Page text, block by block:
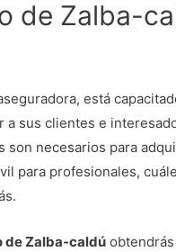
de Zalba-
está
sus clientes e
necesarios para
para profesionales,
de Zalba-caldú